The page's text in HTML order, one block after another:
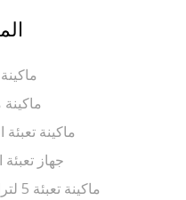
ماكينة ملء
ماكينة ملء
ماكينة تعبئة
جهاز تعبئة
ماكينة تعبئة 5 لترات/10 لترات/5 جالون